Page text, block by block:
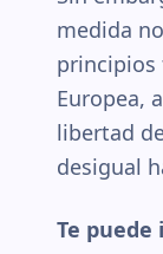
medida
principios
Europea,
libertad
desigual
Te